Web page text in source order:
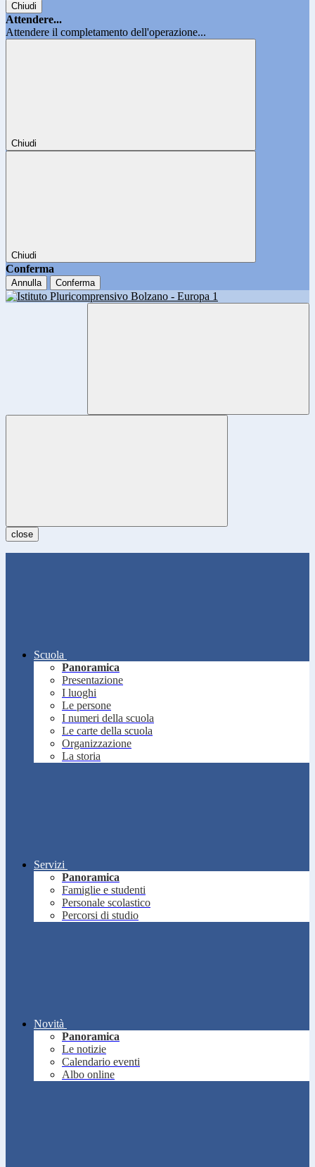
Chiudi
Attendere...
Attendere il completamento dell'operazione...
Chiudi
Chiudi
Conferma
Annulla Conferma
close
Scuola
Panoramica
Presentazione
I luoghi
Le persone
I numeri della scuola
Le carte della scuola
Organizzazione
La storia
Servizi
Panoramica
Famiglie e studenti
Personale scolastico
Percorsi di studio
Novità
Panoramica
Le notizie
Calendario eventi
Albo online